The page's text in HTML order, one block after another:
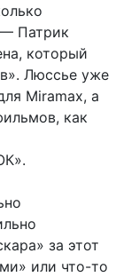
Патрик
который
Люссье уже
Miramax, а
как
за этот
или что-то